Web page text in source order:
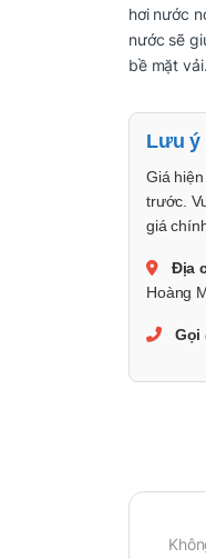
hơi nước
nước sẽ
bề mặt vải.
Lưu ý
Giá
trước.
giá
Địa
Hoàng
Gọi